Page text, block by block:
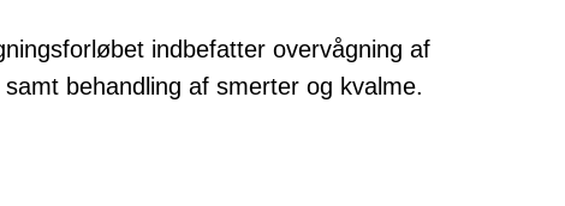
indbefatter overvågning af
behandling af smerter og kvalme.